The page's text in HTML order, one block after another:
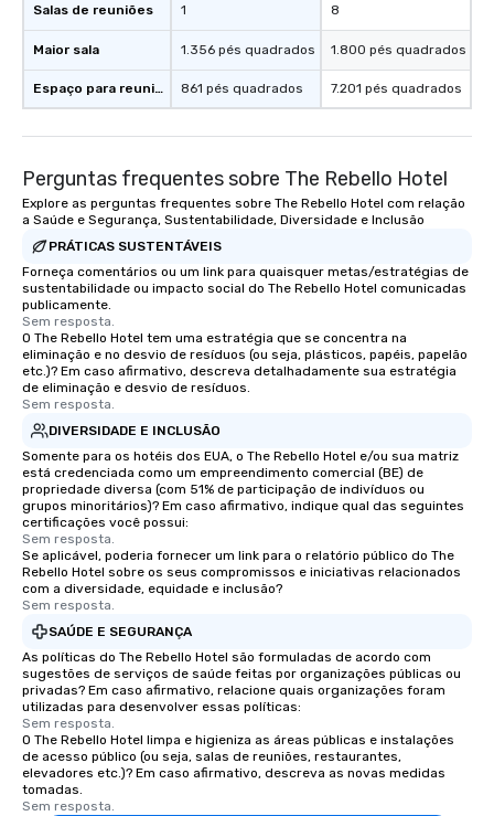
Salas de reuniões
Maior sala
Espaço para reuniões
1
1.356 pés quadrados
861 pés quadrados
8
1.800 pés quadrados
7.201 pés quadrados
Perguntas frequentes sobre The Rebello Hotel
Explore as perguntas frequentes sobre The Rebello Hotel com relação
a Saúde e Segurança, Sustentabilidade, Diversidade e Inclusão
PRÁTICAS SUSTENTÁVEIS
Forneça comentários ou um link para quaisquer metas/estratégias de
sustentabilidade ou impacto social do The Rebello Hotel comunicadas
publicamente.
Sem resposta.
O The Rebello Hotel tem uma estratégia que se concentra na
eliminação e no desvio de resíduos (ou seja, plásticos, papéis, papelão
etc.)? Em caso afirmativo, descreva detalhadamente sua estratégia
de eliminação e desvio de resíduos.
Sem resposta.
DIVERSIDADE E INCLUSÃO
Somente para os hotéis dos EUA, o The Rebello Hotel e/ou sua matriz
está credenciada como um empreendimento comercial (BE) de
propriedade diversa (com 51% de participação de indivíduos ou
grupos minoritários)? Em caso afirmativo, indique qual das seguintes
certificações você possui:
Sem resposta.
Se aplicável, poderia fornecer um link para o relatório público do The
Rebello Hotel sobre os seus compromissos e iniciativas relacionados
com a diversidade, equidade e inclusão?
Sem resposta.
SAÚDE E SEGURANÇA
As políticas do The Rebello Hotel são formuladas de acordo com
sugestões de serviços de saúde feitas por organizações públicas ou
privadas? Em caso afirmativo, relacione quais organizações foram
utilizadas para desenvolver essas políticas:
Sem resposta.
O The Rebello Hotel limpa e higieniza as áreas públicas e instalações
de acesso público (ou seja, salas de reuniões, restaurantes,
elevadores etc.)? Em caso afirmativo, descreva as novas medidas
tomadas.
Sem resposta.